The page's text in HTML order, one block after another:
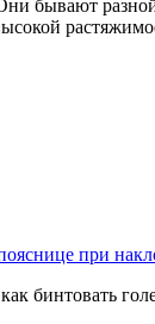
бывают
при
бинтовать